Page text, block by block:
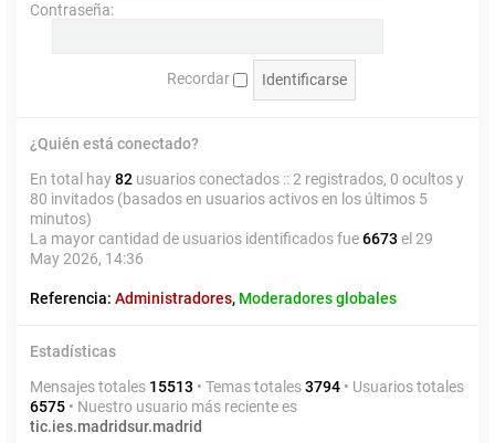
Contraseña:
Recordar
¿Quién está conectado?
En total hay82 usuarios conectados :: 2 registrados, 0 ocultos y
80 invitados (basados en usuarios activos en los últimos 5
minutos)
La mayor cantidad de usuarios identificados fue6673 el 29
May 2026, 14:36
Referencia: Administradores, Moderadores globales
Estadísticas
Mensajes totales 15513 • Temas totales3794 • Usuarios totales
6575 • Nuestro usuario más reciente es
tic.ies.madridsur.madrid